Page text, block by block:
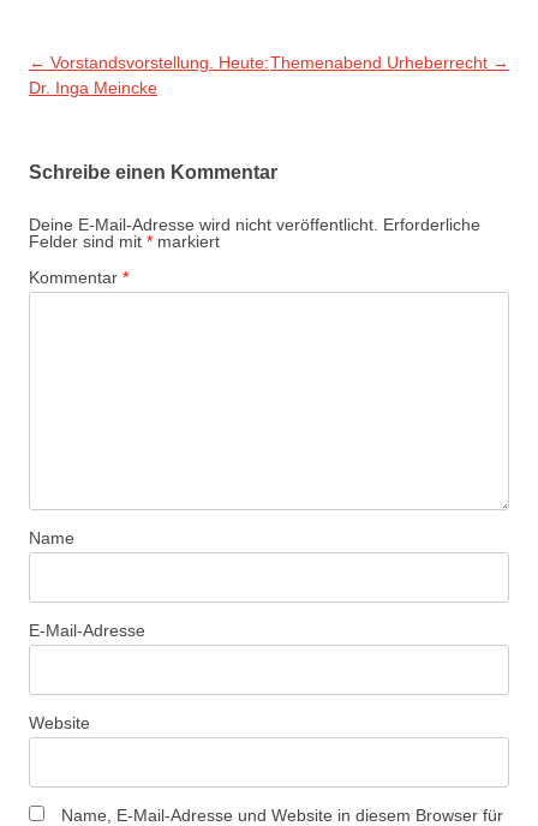
Beitragsnavigation
← Vorstandsvorstellung. Heute:
Dr. Inga Meincke
Themenabend Urheberrecht →
Schreibe einen Kommentar
Deine E-Mail-Adresse wird nicht veröffentlicht. Erforderliche
Felder sind mit * markiert
Kommentar *
Name
E-Mail-Adresse
Website
Name, E-Mail-Adresse und Website in diesem Browser für